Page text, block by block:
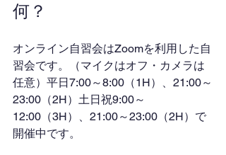
何？
オンライン自習会はZoomを利用した自
習会です。（マイクはオフ・カメラは
任意）平日7:00～8:00（1H）、21:00～
23:00（2H）土日祝9:00～
12:00（3H）、21:00～23:00（2H）で
開催中です。